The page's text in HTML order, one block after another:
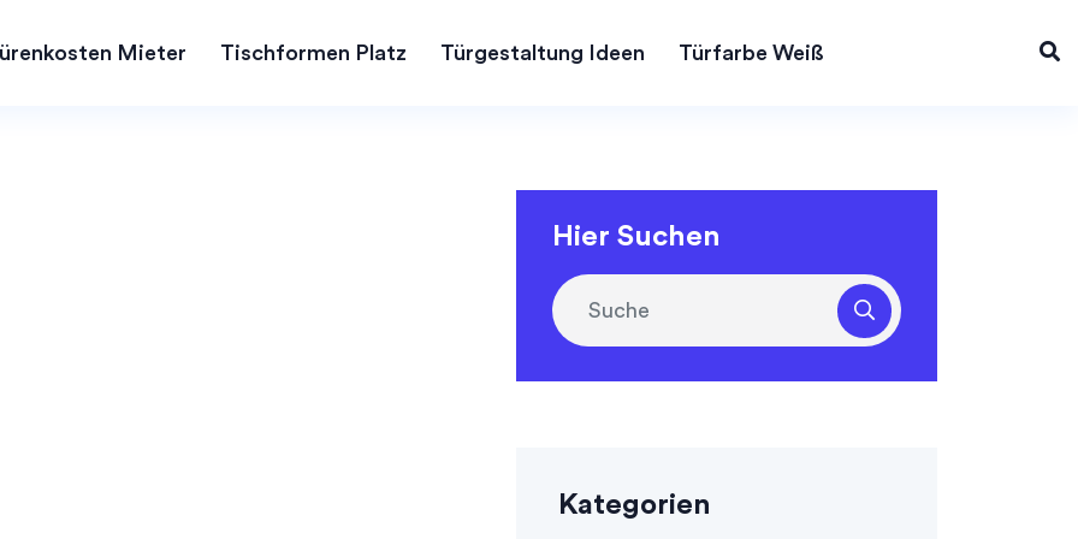
Mieter Tischformen Platz Türgestaltung Ideen Türfarbe Weiß
Hier Suchen
Kategorien